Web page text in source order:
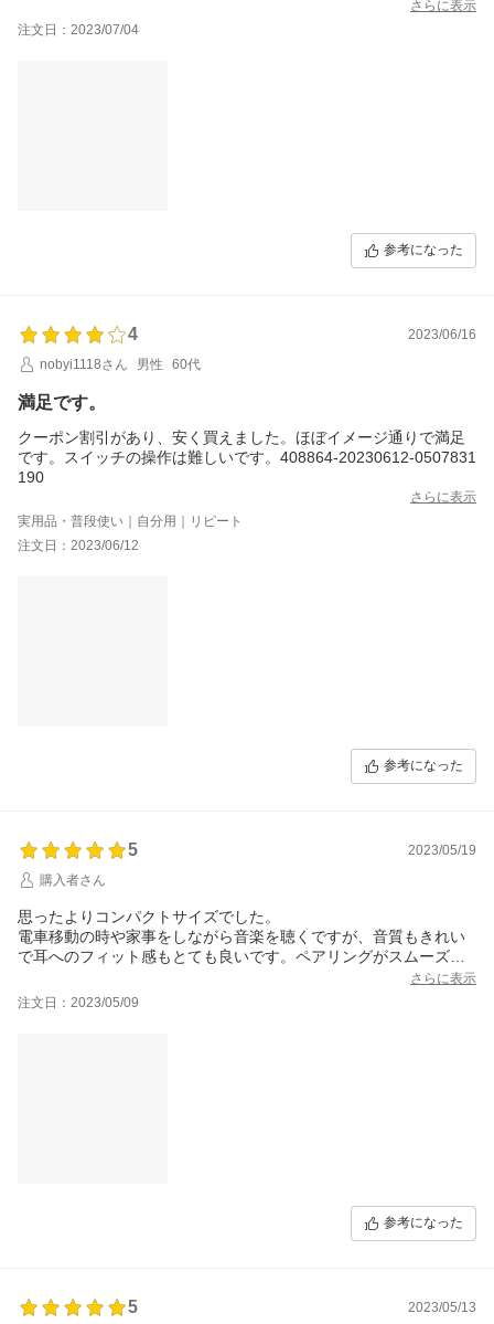
さらに表示
注文日：2023/07/04
参考になった
4
2023/06/16
nobyi1118さん
男性 60代
満足です。
クーポン割引があり、安く買えました。ほぼイメージ通りで満足
です。スイッチの操作は難しいです。408864-20230612-0507831
190
さらに表示
実用品・普段使い｜自分用｜リピート
注文日：2023/06/12
参考になった
5
2023/05/19
購入者さん
思ったよりコンパクトサイズでした。
電車移動の時や家事をしながら音楽を聴くですが、音質もきれい
で耳へのフィット感もとても良いです。ペアリングがスムーズで
ストレスなく使い始める事が出来ました！コスパも良く大満足で
す！ありがとうございました。
さらに表示
注文日：2023/05/09
参考になった
5
2023/05/13